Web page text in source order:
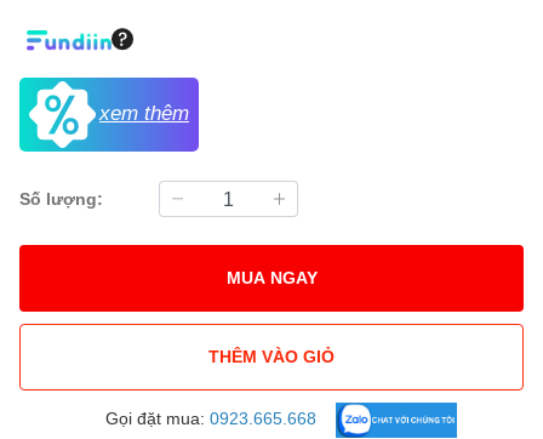
xem thêm
Số lượng:
MUA NGAY
THÊM VÀO GIỎ
Gọi đặt mua: 0923.665.668